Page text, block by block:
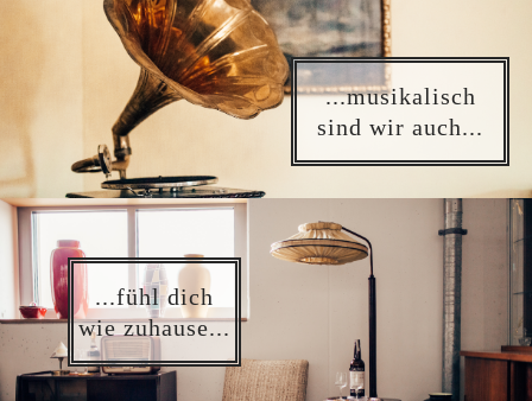
...musikalisch
sind wir auch...
...fühl dich
wie zuhause...